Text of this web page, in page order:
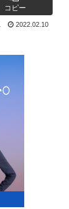
コピー
2022.02.10